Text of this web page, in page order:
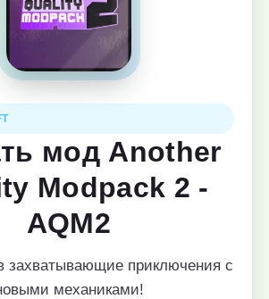
мод Another
Modpack 2 -
AQM2
захватывающие приключения с
механиками!